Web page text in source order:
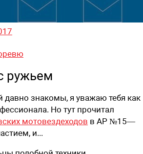
ружьем
знакомы, я уважаю тебя как
Но тут прочитал
мотовездеходов в АР №15—
и...